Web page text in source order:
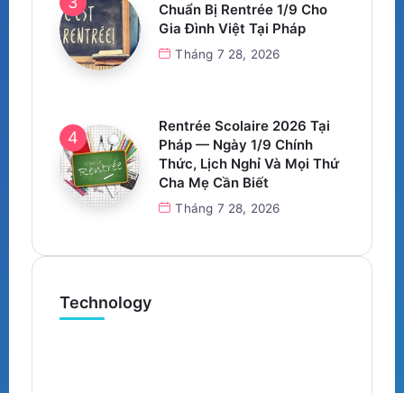
Chuẩn Bị Rentrée 1/9 Cho
Gia Đình Việt Tại Pháp
Tháng 7 28, 2026
Rentrée Scolaire 2026 Tại
Pháp — Ngày 1/9 Chính
Thức, Lịch Nghỉ Và Mọi Thứ
Cha Mẹ Cần Biết
Tháng 7 28, 2026
Technology